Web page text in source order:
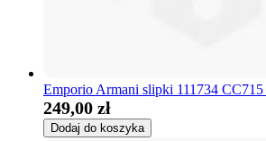
Emporio Armani slipki 111734 CC715
249,00 zł
Dodaj do koszyka